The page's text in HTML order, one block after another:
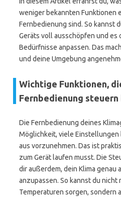
weniger bekannten Funktionen
Fernbedienung sind. So kannst
Geräts voll ausschöpfen und es
Bedürfnisse anpassen. Das
und deine Umgebung
Wichtige Funktionen,
Fernbedienung steuern
Die Fernbedienung deines
Möglichkeit, viele Einstellungen
aus vorzunehmen. Das ist
zum Gerät laufen musst. Die
dir außerdem, dein Klima genau
anzupassen. So kannst du nicht
Temperaturen sorgen, sondern